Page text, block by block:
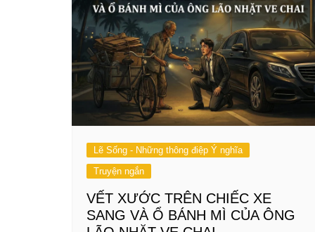
Lẽ Sống - Những thông điệp Ý nghĩa
Truyện ngắn
VẾT XƯỚC TRÊN CHIẾC XE
SANG VÀ Ổ BÁNH MÌ CỦA ÔNG